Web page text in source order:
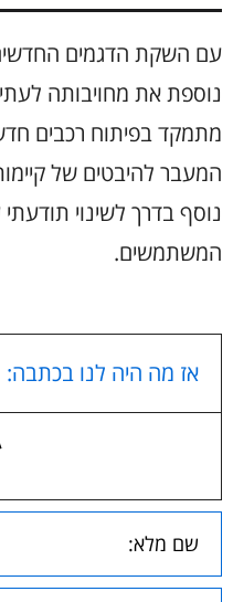
עם השקת הדגמים
נוספת את מחויבותה
מתמקד בפיתוח רכבים
המעבר להיבטים של
נוסף בדרך לשינוי
המשתמשים.
אז מה היה לנו בכתבה: